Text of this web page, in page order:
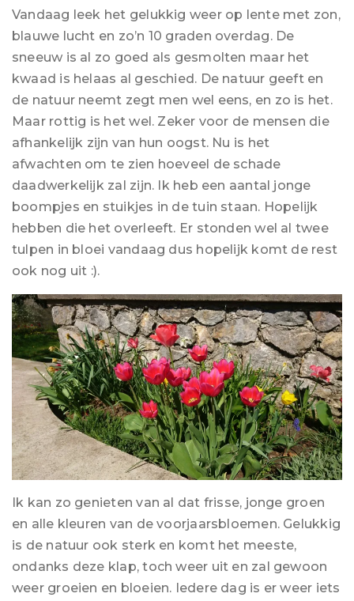
Vandaag leek het gelukkig weer op lente met zon,
blauwe lucht en zo’n 10 graden overdag. De
sneeuw is al zo goed als gesmolten maar het
kwaad is helaas al geschied. De natuur geeft en
de natuur neemt zegt men wel eens, en zo is het.
Maar rottig is het wel. Zeker voor de mensen die
afhankelijk zijn van hun oogst. Nu is het
afwachten om te zien hoeveel de schade
daadwerkelijk zal zijn. Ik heb een aantal jonge
boompjes en stuikjes in de tuin staan. Hopelijk
hebben die het overleeft. Er stonden wel al twee
tulpen in bloei vandaag dus hopelijk komt de rest
ook nog uit :).
Ik kan zo genieten van al dat frisse, jonge groen
en alle kleuren van de voorjaarsbloemen. Gelukkig
is de natuur ook sterk en komt het meeste,
ondanks deze klap, toch weer uit en zal gewoon
weer groeien en bloeien. Iedere dag is er weer iets